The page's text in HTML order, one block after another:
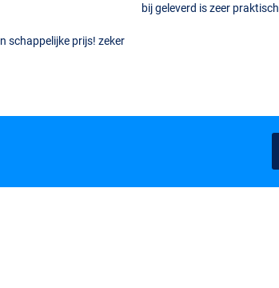
schappelijke prijs! zeker
bij geleverd is zeer praktisch